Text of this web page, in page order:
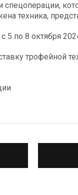
техника,
5 по 8 октября
трофейной